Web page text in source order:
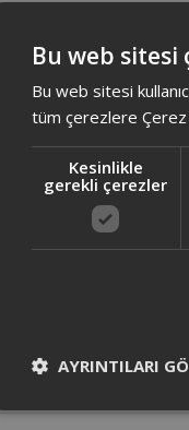
ve AR3134
boyutları
kaç wattır?
Çay Makinesi'nde
Arızalarda
Cihazın
Cihazın
Bu web sitesi
Bu web sitesi
tüm çerezlere Çerez
Kesinlikle
gerekli çerezler
AYRINTILARI